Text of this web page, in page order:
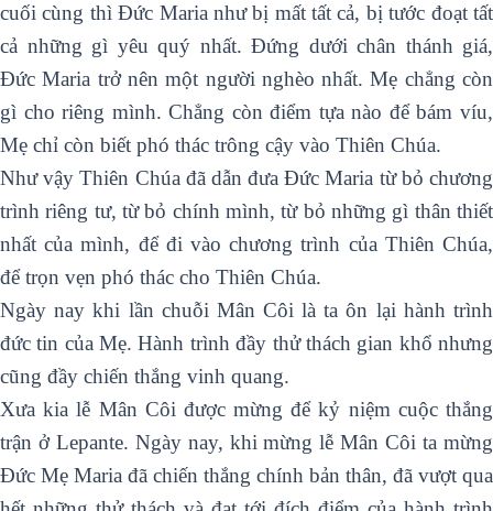
cuối cùng thì Đức Maria như bị mất tất cả, bị tước đoạt tất
cả những gì yêu quý nhất. Đứng dưới chân thánh giá,
Đức Maria trở nên một người nghèo nhất. Mẹ chẳng còn
gì cho riêng mình. Chẳng còn điểm tựa nào để bám víu,
Mẹ chỉ còn biết phó thác trông cậy vào Thiên Chúa.
Như vậy Thiên Chúa đã dẫn đưa Đức Maria từ bỏ chương
trình riêng tư, từ bỏ chính mình, từ bỏ những gì thân thiết
nhất của mình, để đi vào chương trình của Thiên Chúa,
để trọn vẹn phó thác cho Thiên Chúa.
Ngày nay khi lần chuỗi Mân Côi là ta ôn lại hành trình
đức tin của Mẹ. Hành trình đầy thử thách gian khổ nhưng
cũng đầy chiến thắng vinh quang.
Xưa kia lễ Mân Côi được mừng để kỷ niệm cuộc thắng
trận ở Lepante. Ngày nay, khi mừng lễ Mân Côi ta mừng
Đức Mẹ Maria đã chiến thắng chính bản thân, đã vượt qua